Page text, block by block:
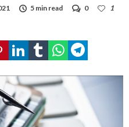
5 min read 0
1